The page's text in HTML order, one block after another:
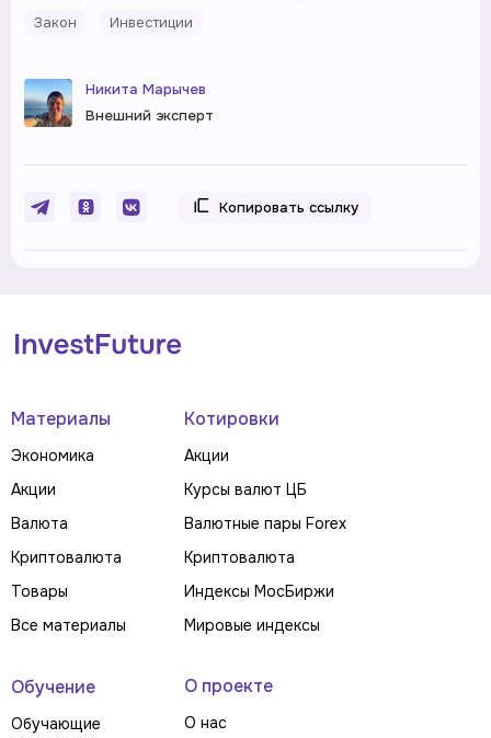
Закон
Инвестиции
Никита Марычев
Внешний эксперт
Копировать ссылку
Материалы
Экономика
Акции
Валюта
Криптовалюта
Товары
Все материалы
Котировки
Акции
Курсы валют ЦБ
Валютные пары Forex
Криптовалюта
Индексы МосБиржи
Мировые индексы
Обучение
Обучающие
О проекте
О нас